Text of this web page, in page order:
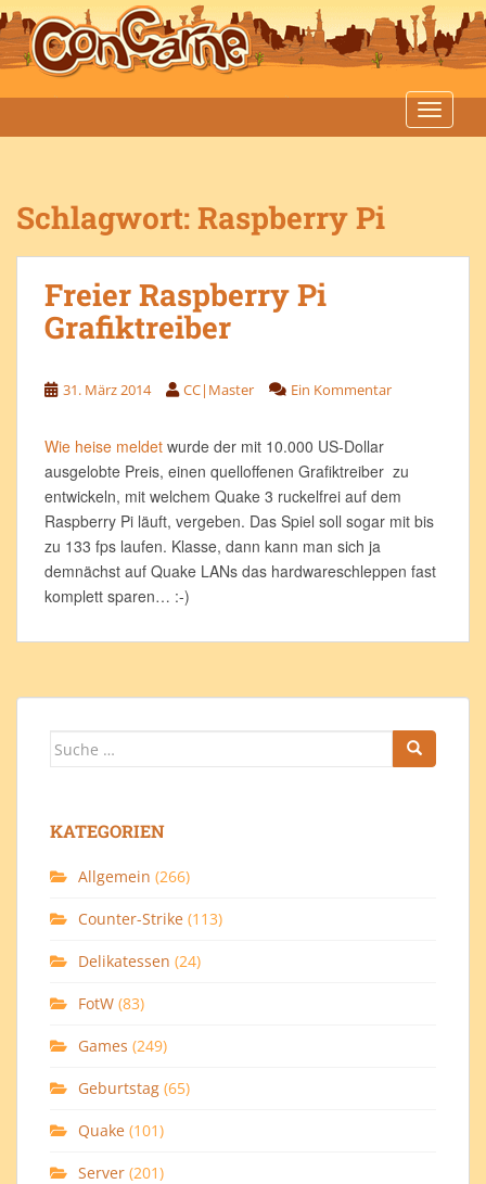
S
k
i
o
Schlagwort:Raspberry Pi
Freier Raspberry Pi
Grafiktreiber
31. März 2014 CC|Master Ein Kommentar
Wie heise meldet wurde der mit 10.000 US-Dollar
ausgelobte Preis, einen quelloffenen Grafiktreiber zu
entwickeln, mit welchem Quake 3 ruckelfrei auf dem
Raspberry Pi läuft, vergeben. Das Spiel soll sogar mit bis
zu 133 fps laufen. Klasse, dann kann man sich ja
demnächst auf Quake LANs das hardwareschleppen fast
komplett sparen… :-)
Suche
KATEGORIEN
Allgemein (266)
Counter-Strike (113)
Delikatessen (24)
FotW (83)
Games (249)
Geburtstag (65)
Quake (101)
Server (201)